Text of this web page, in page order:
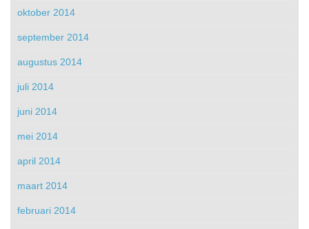
oktober 2014
september 2014
augustus 2014
juli 2014
juni 2014
mei 2014
april 2014
maart 2014
februari 2014